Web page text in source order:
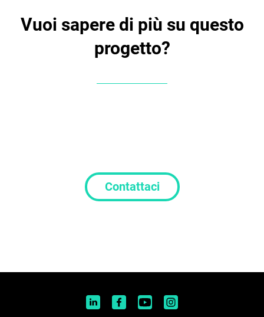
Vuoi sapere di più su questo
progetto?
Contattaci